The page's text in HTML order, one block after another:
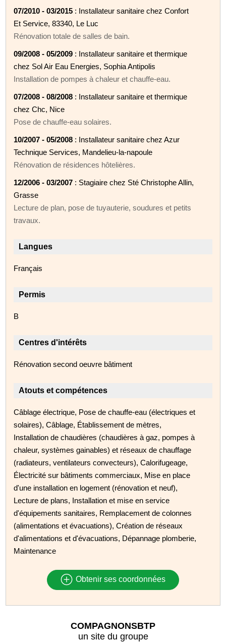
07/2010 - 03/2015 : Installateur sanitaire chez Confort
Et Service, 83340, Le Luc
Rénovation totale de salles de bain.
09/2008 - 05/2009 : Installateur sanitaire et thermique
chez Sol Air Eau Energies, Sophia Antipolis
Installation de pompes à chaleur et chauffe-eau.
07/2008 - 08/2008 : Installateur sanitaire et thermique
chez Chc, Nice
Pose de chauffe-eau solaires.
10/2007 - 05/2008 : Installateur sanitaire chez Azur
Technique Services, Mandelieu-la-napoule
Rénovation de résidences hôtelières.
12/2006 - 03/2007 : Stagiaire chez Sté Christophe Allin,
Grasse
Lecture de plan, pose de tuyauterie, soudures et petits
travaux.
Langues
Français
Permis
B
Centres d'intérêts
Rénovation second oeuvre bâtiment
Atouts et compétences
Câblage électrique, Pose de chauffe-eau (électriques et
solaires), Câblage, Établissement de mètres,
Installation de chaudières (chaudières à gaz, pompes à
chaleur, systèmes gainables) et réseaux de chauffage
(radiateurs, ventilateurs convecteurs), Calorifugeage,
Électricité sur bâtiments commerciaux, Mise en place
d'une installation en logement (rénovation et neuf),
Lecture de plans, Installation et mise en service
d'équipements sanitaires, Remplacement de colonnes
(alimentations et évacuations), Création de réseaux
d'alimentations et d'évacuations, Dépannage plomberie,
Maintenance
Obtenir ses coordonnées
COMPAGNONSBTP
un site du groupe